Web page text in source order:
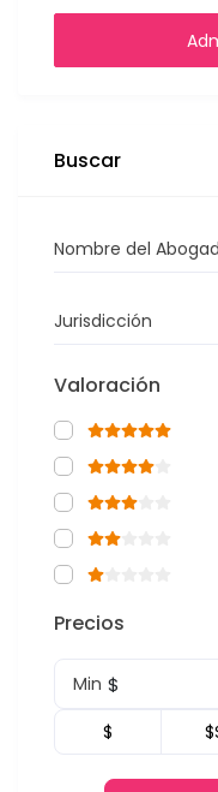
Buscar
Nombre del
Jurisdicción
Valoración
Precios
Min $
$